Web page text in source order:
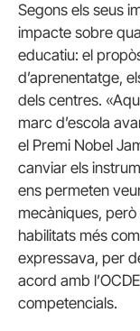
Segons els seus
impacte sobre
educatiu: el
d’aprenentatge,
dels centres.
marc d’escola
el Premi Nobel
canviar els
ens permeten
mecàniques,
habilitats més
expressava, per
acord amb
competencials.